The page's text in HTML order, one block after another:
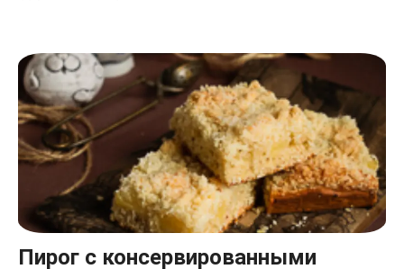
Пирог с консервированными